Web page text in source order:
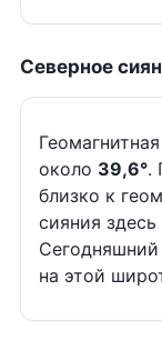
Северное
около 39,6°.
близко к
сияния
на этой